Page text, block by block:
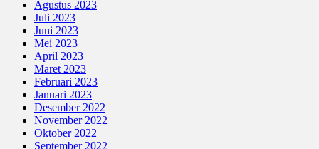
Agustus 2023
Juli 2023
Juni 2023
Mei 2023
April 2023
Maret 2023
Februari 2023
Januari 2023
Desember 2022
November 2022
Oktober 2022
September 2022